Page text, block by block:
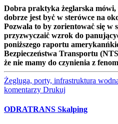
Dobra praktyka żeglarska mówi,
dobrze jest byċ w sterówce na
Pozwala to by zorientowaċ siȩ w
przyzwyczaiċ wzrok do
poniższego raportu
Bezpieczeństwa Transportu
że nie mamy do czynienia z
Żegluga, porty, infrastruktura
komentarzy Drukuj
ODRATRANS Skalping